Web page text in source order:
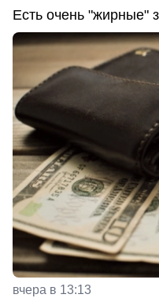
Есть очень "жирные"
вчера в 13:13